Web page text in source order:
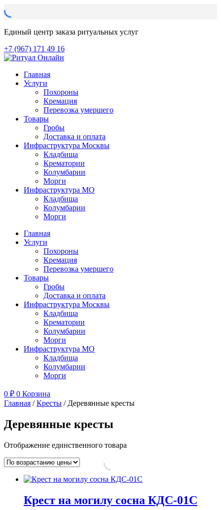
Единый центр заказа ритуальных услуг
+7 (967) 171 49 16
Главная
Услуги
Похороны
Кремация
Перевозка умершего
Товары
Гробы
Доставка и оплата
Инфраструктура Москвы
Кладбища
Крематории
Колумбарии
Морги
Инфраструктура МО
Кладбища
Колумбарии
Морги
Главная
Услуги
Похороны
Кремация
Перевозка умершего
Товары
Гробы
Доставка и оплата
Инфраструктура Москвы
Кладбища
Крематории
Колумбарии
Морги
Инфраструктура МО
Кладбища
Колумбарии
Морги
0 ₽ 0 Корзина
Главная /Кресты / Деревянные кресты
Деревянные кресты
Отображение единственного товара
Крест на могилу сосна КДС-01С